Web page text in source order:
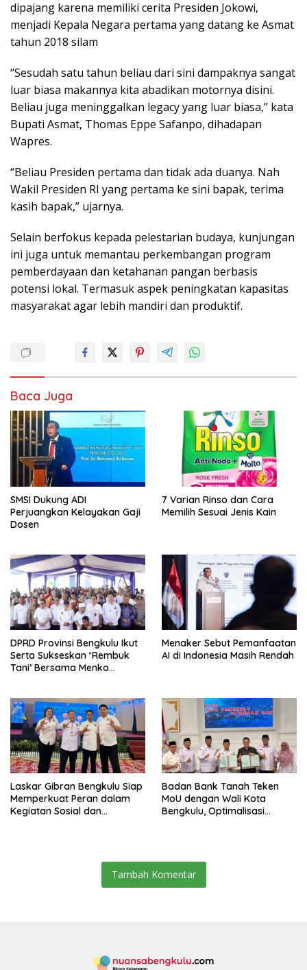
dipajang karena memiliki cerita Presiden Jokowi,
menjadi Kepala Negara pertama yang datang ke Asmat
tahun 2018 silam
“Sesudah satu tahun beliau dari sini dampaknya sangat
luar biasa makannya kita abadikan motornya disini.
Beliau juga meninggalkan legacy yang luar biasa,” kata
Bupati Asmat, Thomas Eppe Safanpo, dihadapan
Wapres.
“Beliau Presiden pertama dan tidak ada duanya. Nah
Wakil Presiden RI yang pertama ke sini bapak, terima
kasih bapak,” ujarnya.
Selain berfokus kepada pelestarian budaya, kunjungan
ini juga untuk memantau perkembangan program
pemberdayaan dan ketahanan pangan berbasis
potensi lokal. Termasuk aspek peningkatan kapasitas
masyarakat agar lebih mandiri dan produktif.
Baca Juga
SMSI Dukung ADI
Perjuangkan Kelayakan Gaji
Dosen
7 Varian Rinso dan Cara
Memilih Sesuai Jenis Kain
DPRD Provinsi Bengkulu Ikut
Serta Sukseskan ‘Rembuk
Tani’ Bersama Menko
Menaker Sebut Pemanfaatan
AI di Indonesia Masih Rendah
Laskar Gibran Bengkulu Siap
Memperkuat Peran dalam
Kegiatan Sosial dan
Badan Bank Tanah Teken
MoU dengan Wali Kota
Bengkulu, Optimalisasi
Pembangunan
Tambah Komentar